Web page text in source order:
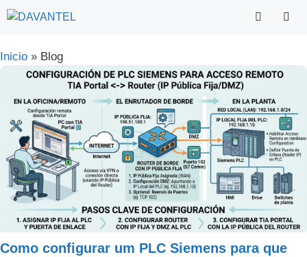
Saltar
para
conteúdo
Inicio » Blog
Como configurar um PLC Siemens para que